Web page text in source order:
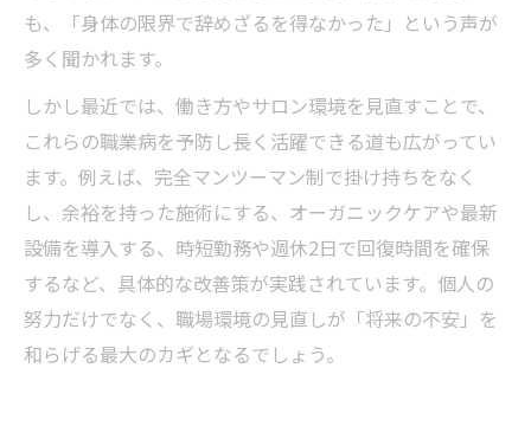
も、「身体の限界で辞めざるを得なかった」という声が
多く聞かれます。
しかし最近では、働き方やサロン環境を見直すことで、
これらの職業病を予防し長く活躍できる道も広がってい
ます。例えば、完全マンツーマン制で掛け持ちをなく
し、余裕を持った施術にする、オーガニックケアや最新
設備を導入する、時短勤務や週休2日で回復時間を確保
するなど、具体的な改善策が実践されています。個人の
努力だけでなく、職場環境の見直しが「将来の不安」を
和らげる最大のカギとなるでしょう。